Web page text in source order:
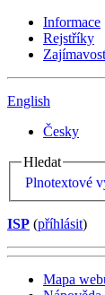
Informace
Rejstříky
English
Česky
Hledat
Plnotextové
ISP (příhlásit)
Mapa